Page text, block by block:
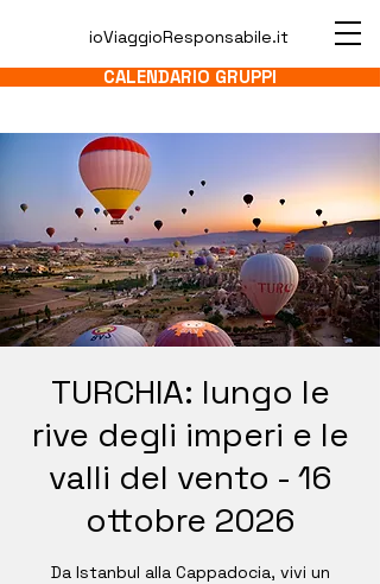
ioViaggioResponsabile.it
CALENDARIO GRUPPI
TURCHIA: lungo le
rive degli imperi e le
valli del vento - 16
ottobre 2026
Da Istanbul alla Cappadocia, vivi un